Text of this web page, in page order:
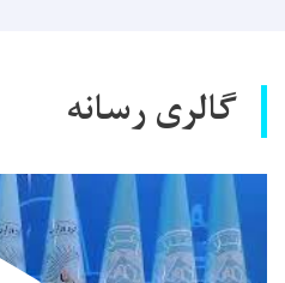
گالری رسانه